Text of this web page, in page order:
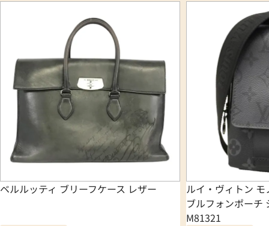
ベルルッティ ブリーフケース レザー
ルイ・ヴィトン
ブルフォンポーチ
M81321